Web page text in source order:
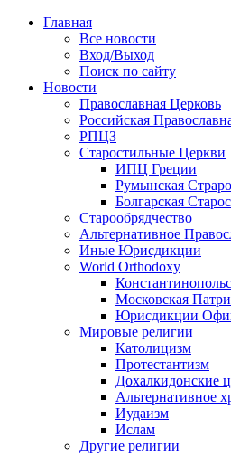
Главная
Все новости
Вход/Выход
Поиск по сайту
Новости
Православная Церковь
Российская
РПЦЗ
Старостильные Церкви
ИПЦ Греции
Румынская
Болгарская
Старообрядчество
Альтернативное
Иные Юрисдикции
World Orthodoxy
Московская
Юрисдикции
Мировые религии
Католицизм
Протестантизм
Дохалкидонские
Альтернативное
Иудаизм
Ислам
Другие религии